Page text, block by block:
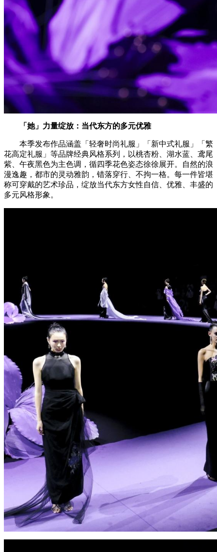
「她」力量绽放：当代东方的多元优雅
本季发布作品涵盖「轻奢时尚礼服」「新中式礼服」「繁
花高定礼服」等品牌经典风格系列，以桃杏粉、湖水蓝、鸢尾
紫、午夜黑色为主色调，循四季花色姿态徐徐展开。自然的浪
漫逸趣，都市的灵动雅韵，错落穿行、不拘一格。每一件皆堪
称可穿戴的艺术珍品，绽放当代东方女性自信、优雅、丰盛的
多元风格形象。